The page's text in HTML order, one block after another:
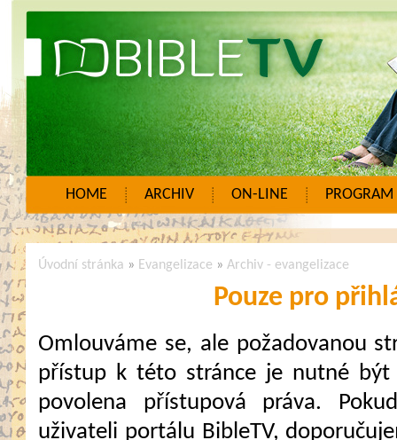
HOME ARCHIV ON-LINE PROGRAM
Úvodní stránka » Evangelizace »Archiv - evangelizace
Pouze pro
Omlouváme se, ale požadovanou
přístup k této stránce je nutné
povolena přístupová práva.
uživateli portálu BibleTV,